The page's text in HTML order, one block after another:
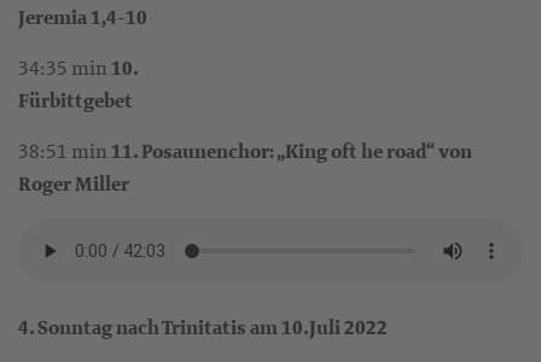
Jeremia 1,4-10
34:35 min 10.
Fürbittgebet
38:51 min 11. Posaunenchor: „King oft he road“ von
Roger Miller
4. Sonntag nach Trinitatis am 10.Juli 2022